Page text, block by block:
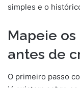
simples e o
Mapeie
antes de
O primeiro passo